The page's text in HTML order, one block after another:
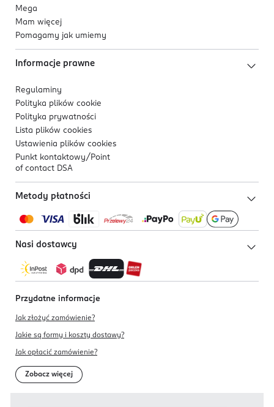
Mega
Mam więcej
Pomagamy jak umiemy
Informacje prawne
Regulaminy
Polityka plików cookie
Polityka prywatności
Lista plików cookies
Ustawienia plików cookies
Punkt kontaktowy/ Point
of contact DSA
Metody płatności
Nasi dostawcy
Przydatne informacje
Jak złożyć zamówienie?
Jakie są formy i koszty dostawy?
Jak opłacić zamówienie?
Zobacz więcej